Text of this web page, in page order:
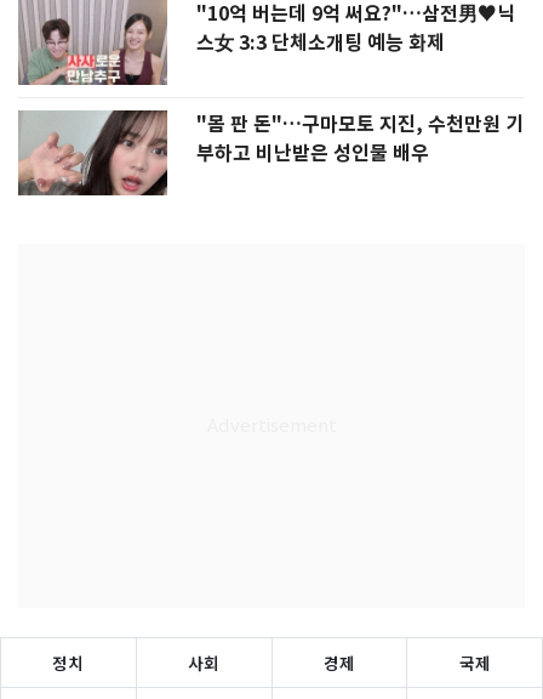
"10억 버는데 9억 써요?"…삼전男♥닉
스女 3:3 단체소개팅 예능 화제
"몸 판 돈"…구마모토 지진, 수천만원 기
부하고 비난받은 성인물 배우
정치 사회 경제 국제